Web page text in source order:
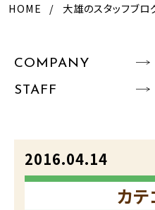
HOME 大雄のスタッフブロ
COMPANY
STAFF
2016.04.14
カテ